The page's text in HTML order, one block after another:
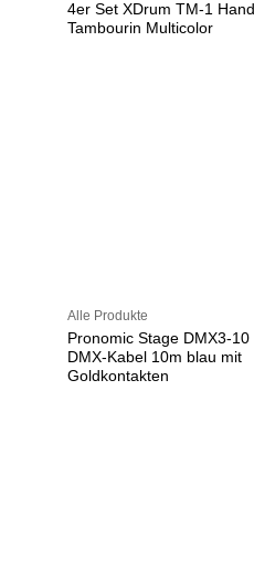
4er Set XDrum TM-1 Hand
Tambourin Multicolor
Alle Produkte
Pronomic Stage DMX3-10
DMX-Kabel 10m blau mit
Goldkontakten